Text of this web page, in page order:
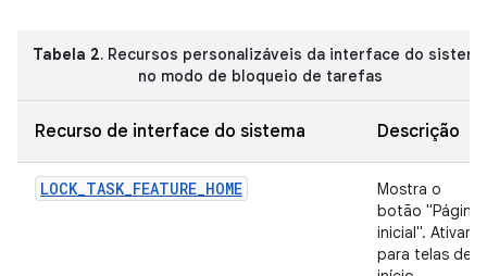
Tabela 2. Recursos personalizáveis da interface do sistema
no modo de bloqueio de tarefas
Recurso de interface do sistema Descrição
LOCK_TASK_FEATURE_HOME
Mostra o
botão "Página
inicial". Ativar
para telas de